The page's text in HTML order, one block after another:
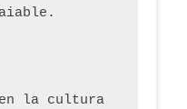
la cultura